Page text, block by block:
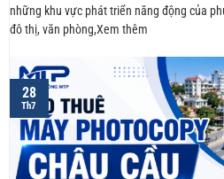
những khu vực phát triển năng động của
đô thị, văn phòng,Xem thêm
28
Th7